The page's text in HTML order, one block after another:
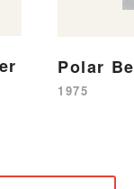
Polar
1975